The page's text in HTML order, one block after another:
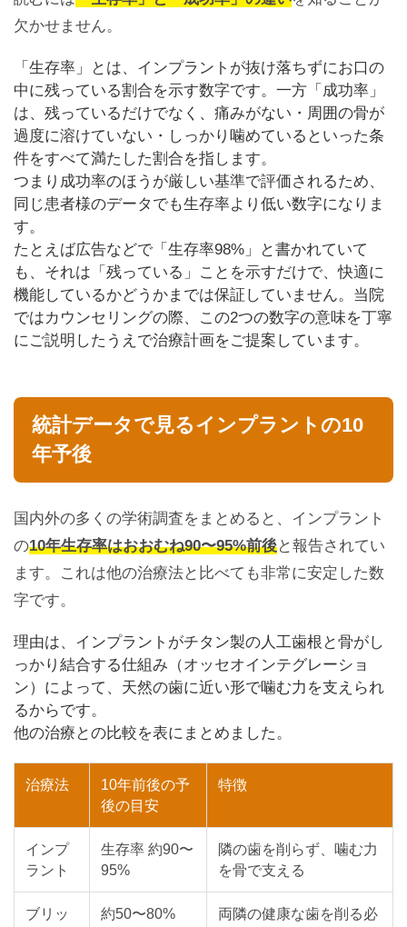
欠かせません。
「生存率」とは、インプラントが抜け落ちずにお口の
中に残っている割合を示す数字です。一方「成功率」
は、残っているだけでなく、痛みがない・周囲の骨が
過度に溶けていない・しっかり噛めているといった条
件をすべて満たした割合を指します。
つまり成功率のほうが厳しい基準で評価されるため、
同じ患者様のデータでも生存率より低い数字になりま
す。
たとえば広告などで「生存率98%」と書かれていて
も、それは「残っている」ことを示すだけで、快適に
機能しているかどうかまでは保証していません。当院
ではカウンセリングの際、この2つの数字の意味を丁寧
にご説明したうえで治療計画をご提案しています。
統計データで見るインプラントの10
年予後
国内外の多くの学術調査をまとめると、インプラント
の10年生存率はおおむね90〜95%前後と報告されてい
ます。これは他の治療法と比べても非常に安定した数
字です。
理由は、インプラントがチタン製の人工歯根と骨がし
っかり結合する仕組み（オッセオインテグレーショ
ン）によって、天然の歯に近い形で噛む力を支えられ
るからです。
他の治療との比較を表にまとめました。
治療法
10年前後の予
後の目安
特徴
インプ
ラント
生存率 約90〜
95%
隣の歯を削らず、噛む力
を骨で支える
ブリッ
約50〜80%
両隣の健康な歯を削る必